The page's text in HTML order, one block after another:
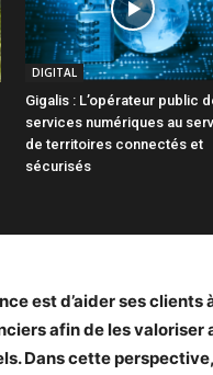
DIGITAL
Gigalis : L’opérateur public
services numériques au
de territoires connectés et
sécurisés
est d’aider ses
afin de les valoriser
Dans cette